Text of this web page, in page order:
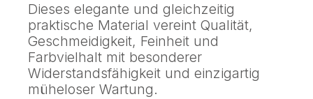
Dieses elegante und gleichzeitig
praktische Material vereint Qualität,
Geschmeidigkeit, Feinheit und
Farbvielhalt mit besonderer
Widerstandsfähigkeit und einzigartig
müheloser Wartung.